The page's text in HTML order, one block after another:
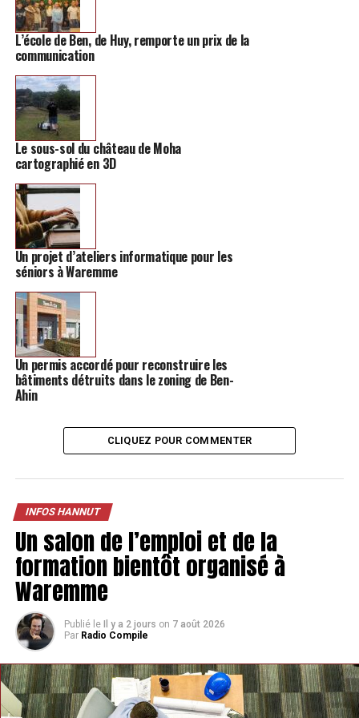
nombreuses années. «
activités par an avec Natagora afin de sensibiliser à la
nature. On essaye de varier les activités chaque année,
beaucoup de succès
Les évènements changent chaque année. Parmi les
activités proposées, il y a la fabrication de nichoirs, la
nuit de la chouette, la nuit de la chauve-souris, des
balades à vélo, et d’autres choses en pleine nature.
L’activité est principalement réservée aux Hannutois
L’école de Ben, de Huy, remporte un prix de la
communication
Le sous-sol du château de Moha
cartographié en 3D
Un projet d’ateliers informatique pour les
séniors à Waremme
Un permis accordé pour reconstruire les
bâtiments détruits dans le zoning de Ben-
Ahin
CLIQUEZ POUR COMMENTER
INFOS HANNUT
Un salon de l’emploi et de la
formation bientôt organisé à
Waremme
Publié le Il y a 2 jours on 7 août 2026
Par Radio Compile